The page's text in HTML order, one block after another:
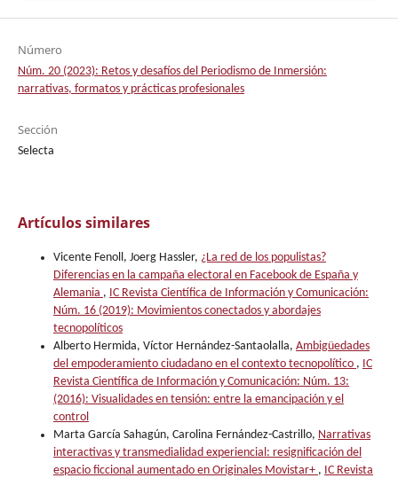
Número
Núm. 20 (2023): Retos y desafíos del Periodismo de Inmersión:
narrativas, formatos y prácticas profesionales
Sección
Selecta
Artículos similares
Vicente Fenoll, Joerg Hassler, ¿La red de los populistas?
Diferencias en la campaña electoral en Facebook de España y
Alemania , IC Revista Científica de Información y Comunicación:
Núm. 16 (2019): Movimientos conectados y abordajes
tecnopolíticos
Alberto Hermida, Víctor Hernández-Santaolalla, Ambigüedades
del empoderamiento ciudadano en el contexto tecnopolítico , IC
Revista Científica de Información y Comunicación: Núm. 13:
(2016): Visualidades en tensión: entre la emancipación y el
control
Marta García Sahagún, Carolina Fernández-Castrillo, Narrativas
interactivas y transmedialidad experiencial: resignificación del
espacio ficcional aumentado en Originales Movistar+ , IC Revista